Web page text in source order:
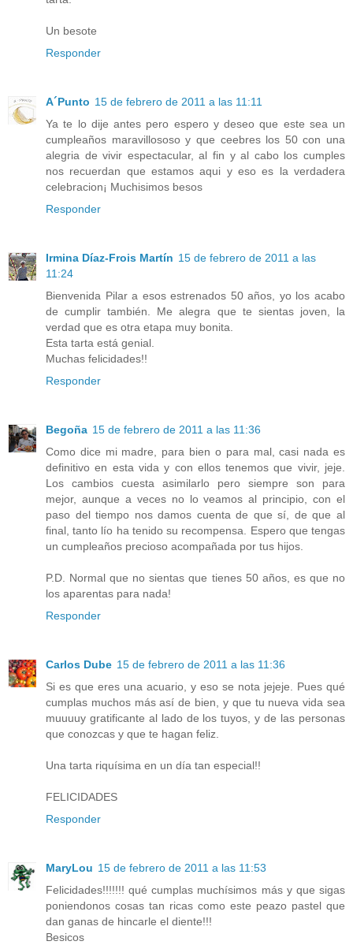
Un besote
Responder
A´Punto 15 de febrero de 2011 a las 11:11
Ya te lo dije antes pero espero y deseo que este sea un
cumpleaños maravillososo y que ceebres los 50 con una
alegria de vivir espectacular, al fin y al cabo los cumples
nos recuerdan que estamos aqui y eso es la verdadera
celebracion¡ Muchisimos besos
Responder
Irmina Díaz-Frois Martín 15 de febrero de 2011 a las
11:24
Bienvenida Pilar a esos estrenados 50 años, yo los acabo
de cumplir también. Me alegra que te sientas joven, la
verdad que es otra etapa muy bonita.
Esta tarta está genial.
Muchas felicidades!!
Responder
Begoña 15 de febrero de 2011 a las 11:36
Como dice mi madre, para bien o para mal, casi nada es
definitivo en esta vida y con ellos tenemos que vivir, jeje.
Los cambios cuesta asimilarlo pero siempre son para
mejor, aunque a veces no lo veamos al principio, con el
paso del tiempo nos damos cuenta de que sí, de que al
final, tanto lío ha tenido su recompensa. Espero que tengas
un cumpleaños precioso acompañada por tus hijos.
P.D. Normal que no sientas que tienes 50 años, es que no
los aparentas para nada!
Responder
Carlos Dube 15 de febrero de 2011 a las 11:36
Si es que eres una acuario, y eso se nota jejeje. Pues qué
cumplas muchos más así de bien, y que tu nueva vida sea
muuuuy gratificante al lado de los tuyos, y de las personas
que conozcas y que te hagan feliz.
Una tarta riquísima en un día tan especial!!
FELICIDADES
Responder
MaryLou 15 de febrero de 2011 a las 11:53
Felicidades!!!!!!! qué cumplas muchísimos más y que sigas
poniendonos cosas tan ricas como este peazo pastel que
dan ganas de hincarle el diente!!!
Besicos